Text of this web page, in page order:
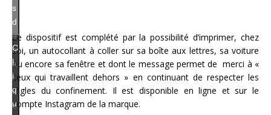
s
d
e
m
a
r
k
e
Le dispositif est complété par la possibilité d’imprimer, chez
soi, un autocollant à coller sur sa boîte aux lettres, sa voiture
ou encore sa fenêtre et dont le message permet de merci à «
ceux qui travaillent dehors » en continuant de respecter les
règles du confinement. Il est disponible en ligne et sur le
compte Instagram de la marque.
C
l
i
q
u